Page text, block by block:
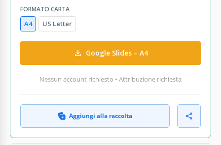
FORMATO CARTA
A4 US Letter
Google Slides – A4
Nessun account richiesto • Attribuzione richiesta
Aggiungi alla raccolta